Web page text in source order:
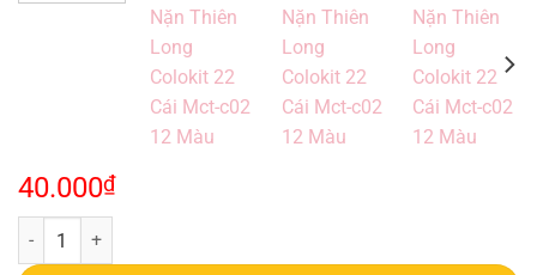
40.000₫
Bộ Sáp Nặn Thiên Long Colokit 22 Cái Mct-c02 12 Màu quantity